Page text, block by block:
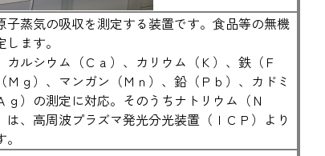
子蒸気の吸収を測定する装置です。食品等の無機
ます。
カルシウム（Ｃａ）、カリウム（Ｋ）、鉄（Ｆ
Ｍｇ）、マンガン（Ｍｎ）、鉛（Ｐｂ）、カドミ
ｇ）の測定に対応。そのうちナトリウム（Ｎ
は、高周波プラズマ発光分光装置（ＩＣＰ）より